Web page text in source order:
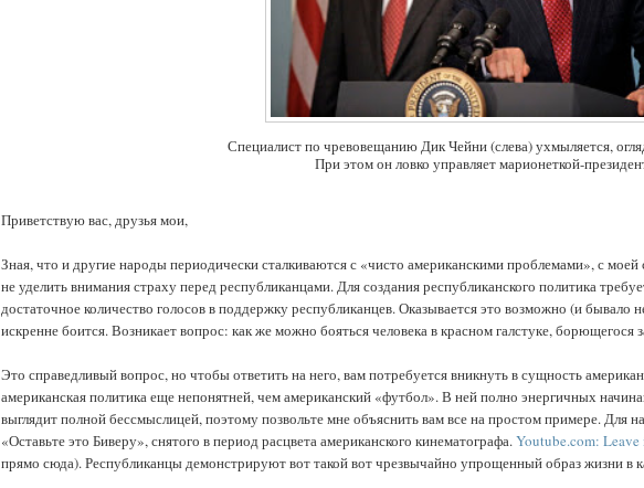
Специалист по чревовещанию Дик Чейни (слева) ухмыляется,
При этом он ловко управляет марионеткой-
Приветствую вас, друзья мои,
Зная, что и другие народы периодически сталкиваются с «чисто американскими проблемами», с
не уделить внимания страху перед республиканцами. Для создания республиканского политика
достаточное количество голосов в поддержку республиканцев. Оказывается это возможно (и бывало
искренне боится. Возникает вопрос: как же можно бояться человека в красном галстуке, борющегося
Это справедливый вопрос, но чтобы ответить на него, вам потребуется вникнуть в сущность
американская политика еще непонятней, чем американский «футбол». В ней полно энергичных
выглядит полной бессмыслицей, поэтому позвольте мне объяснить вам все на простом примере. Для
«Оставьте это Биверу», снятого в период расцвета американского кинематографа.Youtube.com:
прямо сюда). Республиканцы демонстрируют вот такой вот чрезвычайно упрощенный образ жизни в